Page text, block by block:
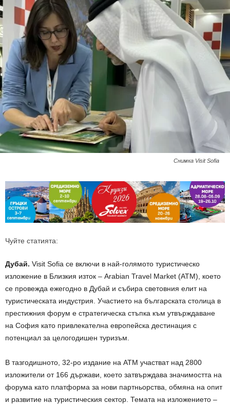
Снимка Visit Sofia
Чуйте статията:
Дубай. Visit Sofia се включи в най-голямото туристическо
изложение в Близкия изток – Arabian Travel Market (ATM), което
се провежда ежегодно в Дубай и събира световния елит на
туристическата индустрия. Участието на българската столица в
престижния форум е стратегическа стъпка към утвърждаване
на София като привлекателна европейска дестинация с
потенциал за целогодишен туризъм.
В тазгодишното, 32-ро издание на ATM участват над 2800
изложители от 166 държави, което затвърждава значимостта на
форума като платформа за нови партньорства, обмяна на опит
и развитие на туристическия сектор. Темата на изложението –